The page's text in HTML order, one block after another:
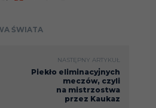
ŚWIATA
NASTĘPNY ARTYKUŁ
Piekło eliminacyjnych
meczów, czyli
na mistrzostwa
przez Kaukaz